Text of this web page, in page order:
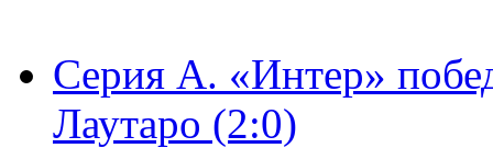
Серия А. «Интер»
Лаутаро (2:0)